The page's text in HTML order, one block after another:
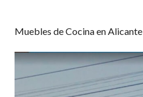
Muebles de Cocina en Alicante